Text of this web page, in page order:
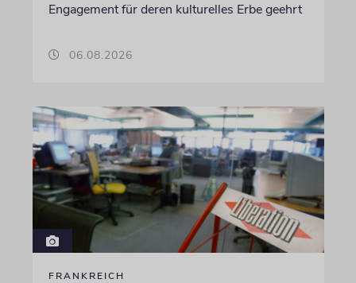
Engagement für deren kulturelles Erbe geehrt
06.08.2026
FRANKREICH